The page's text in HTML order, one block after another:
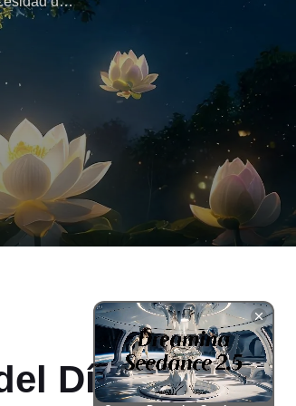
con
Día de